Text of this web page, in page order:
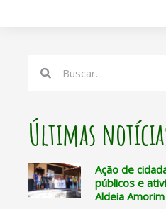
Últimas
Ação de
públicos e
Aldeia Amorim